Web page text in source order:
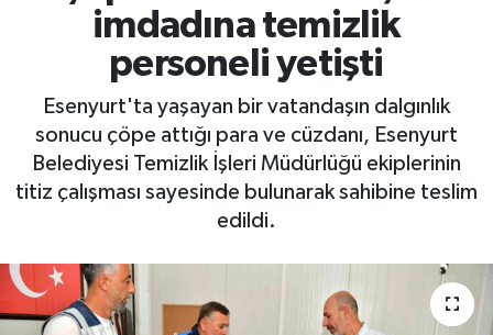
imdadına temizlik
personeli yetişti
Esenyurt'ta yaşayan bir vatandaşın dalgınlık
sonucu çöpe attığı para ve cüzdanı, Esenyurt
Belediyesi Temizlik İşleri Müdürlüğü ekiplerinin
titiz çalışması sayesinde bulunarak sahibine teslim
edildi.
SİYASET
YAŞAM
Son Dakika Haberleri
Haber Arşivi